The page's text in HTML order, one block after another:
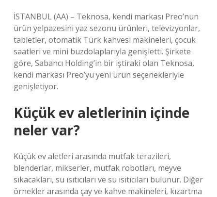
İSTANBUL (AA) – Teknosa, kendi markası Preo’nun
ürün yelpazesini yaz sezonu ürünleri, televizyonlar,
tabletler, otomatik Türk kahvesi makineleri, çocuk
saatleri ve mini buzdolaplarıyla genişletti. Şirkete
göre, Sabancı Holding’in bir iştiraki olan Teknosa,
kendi markası Preo’yu yeni ürün seçenekleriyle
genişletiyor.
Küçük ev aletlerinin içinde
neler var?
Küçük ev aletleri arasında mutfak terazileri,
blenderlar, mikserler, mutfak robotları, meyve
sıkacakları, su ısıtıcıları ve su ısıtıcıları bulunur. Diğer
örnekler arasında çay ve kahve makineleri, kızartma